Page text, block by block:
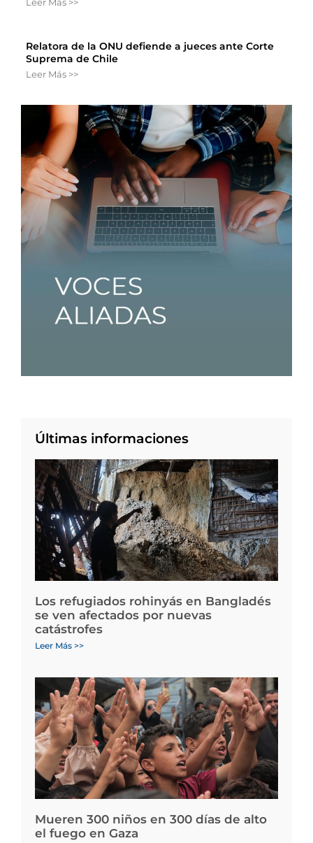
Relatora de la ONU defiende a jueces ante Corte
Suprema de Chile
Leer Más >>
Últimas informaciones
Los refugiados rohinyás en Bangladés
se ven afectados por nuevas
catástrofes
Leer Más >>
Mueren 300 niños en 300 días de alto
el fuego en Gaza